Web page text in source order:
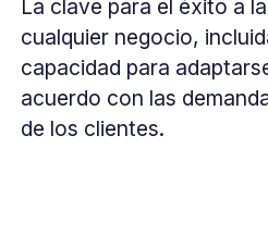
La clave para el éxito a
cualquier negocio,
capacidad para
acuerdo con las
de los clientes.